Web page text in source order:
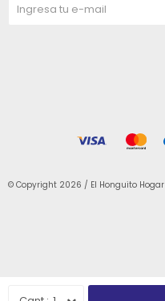
© Copyright 2026 / El Honguito Hogar